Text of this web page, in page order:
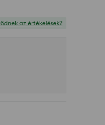
az értékelések?